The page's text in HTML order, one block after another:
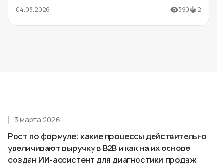
04.08.2026 390 2
Рост по формуле: какие процессы действительно
увеличивают выручку в B2B и как на их основе
создан ИИ-ассистент для диагностики продаж
3 марта 2026